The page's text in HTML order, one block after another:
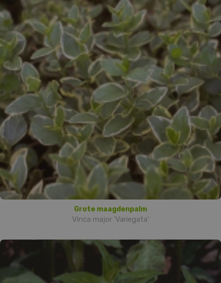
Grote maagdenpalm
Vinca major 'Variegata'